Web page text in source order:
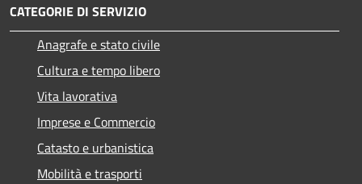
CATEGORIE DI SERVIZIO
Anagrafe e stato civile
Cultura e tempo libero
Vita lavorativa
Imprese e Commercio
Catasto e urbanistica
Mobilità e trasporti